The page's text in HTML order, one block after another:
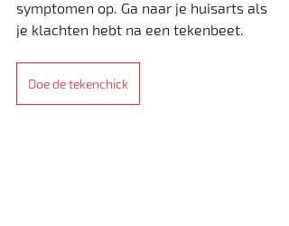
symptomen op. Ga naar je huisarts als
je klachten hebt na een tekenbeet.
Doe de tekenchick